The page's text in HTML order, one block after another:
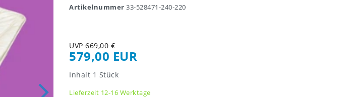
Artikelnummer 33-528471-240-220
UVP 669,00 €
579,00 EUR
Inhalt 1 Stück
Lieferzeit 12-16 Werktage